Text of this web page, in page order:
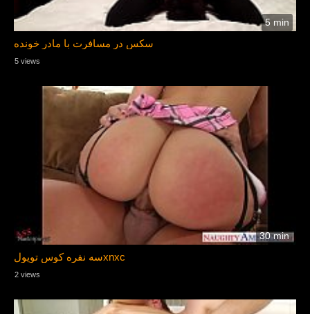
5 min
سکس در مسافرت با مادر خونده
5 views
30 min
سه نفره كوس توپولxnxc
2 views